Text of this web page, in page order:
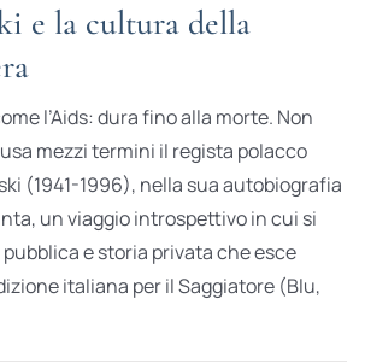
e la cultura della
l’Aids: dura fino alla morte. Non
mezzi termini il regista polacco
(1941-1996), nella sua autobiografia
un viaggio introspettivo in cui si
e storia privata che esce
italiana per il Saggiatore (Blu,